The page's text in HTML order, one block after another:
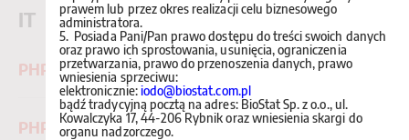
IT
PHP Developer
PHP Backend Developer
prawem lub przez okres realizacji celu biznesowego
administratora.
5. Posiada Pani/Pan prawo dostępu do treści swoich danych
oraz prawo ich sprostowania, usunięcia, ograniczenia
przetwarzania, prawo do przenoszenia danych, prawo
wniesienia sprzeciwu:
elektronicznie:iodo@biostat.com.pl
bądź tradycyjną pocztą na adres: BioStat Sp. z o.o., ul.
Kowalczyka 17, 44-206 Rybnik oraz wniesienia skargi do
organu nadzorczego.